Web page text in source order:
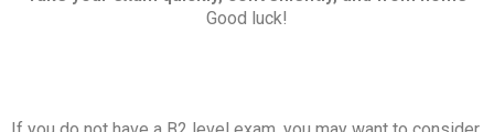
Good luck!